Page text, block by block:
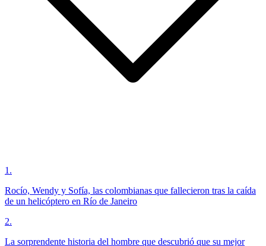
1 .
Rocío, Wendy y Sofía, las colombianas que fallecieron tras la caída
de un helicóptero en Río de Janeiro
2.
La sorprendente historia del hombre que descubrió que su mejor